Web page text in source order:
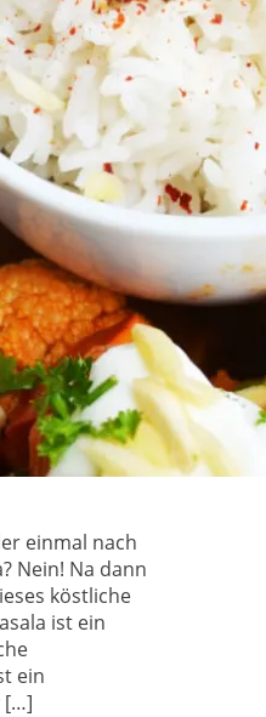
einmal nach
Nein! Na dann
köstliche
ist ein
ein
[…]